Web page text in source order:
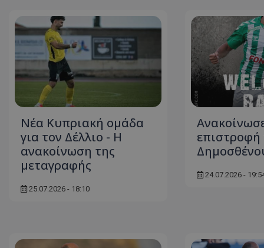
Νέα Κυπριακή ομάδα
για τον Δέλλιο - Η
ανακοίνωση της
μεταγραφής
25.07.2026 - 18:10
επιστροφή
24.07.2026 -